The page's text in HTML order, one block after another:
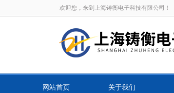
欢迎您，来到上海铸衡电子科技有限公司！
网站首页 关于我们